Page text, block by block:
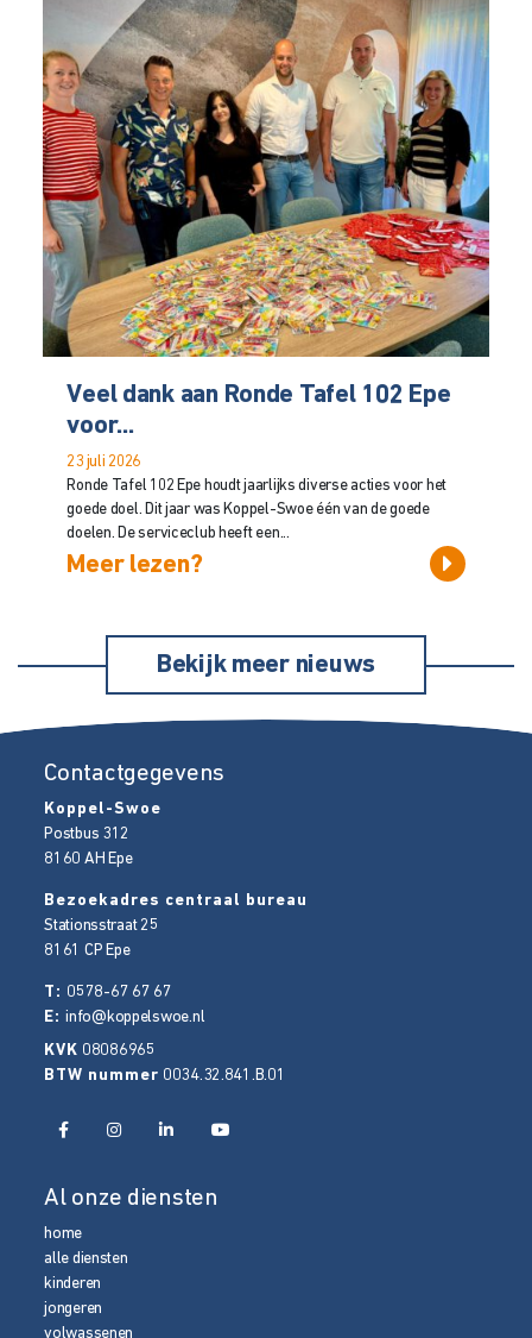
Veel dank aan Ronde Tafel 102 Epe
voor...
23 juli 2026
Ronde Tafel 102 Epe houdt jaarlijks diverse acties voor het
goede doel. Dit jaar was Koppel-Swoe één van de goede
doelen. De serviceclub heeft een...
Meer lezen?
Bekijk meer nieuws
Contactgegevens
Koppel-Swoe
Postbus 312
8160 AH Epe
Bezoekadres centraal bureau
Stationsstraat 25
8161 CP Epe
T: 0578-67 67 67
E:info@koppelswoe.nl
KVK 08086965
BTW nummer 0034.32.841.B.01
Al onze diensten
home
alle diensten
kinderen
jongeren
volwassenen